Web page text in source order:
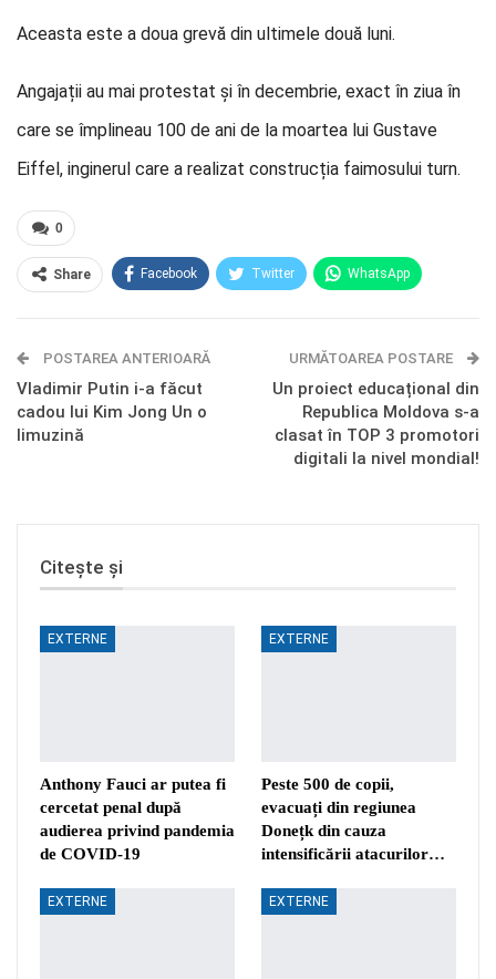
Aceasta este a doua grevă din ultimele două luni.
Angajații au mai protestat și în decembrie, exact în ziua în
care se împlineau 100 de ani de la moartea lui Gustave
Eiffel, inginerul care a realizat construcția faimosului turn.
0
Share Facebook Twitter WhatsApp
Telegram OK.ru
POSTAREA ANTERIOARĂ
Vladimir Putin i-a făcut
cadou lui Kim Jong Un o
limuzină
URMĂTOAREA POSTARE
Un proiect educațional din
Republica Moldova s-a
clasat în TOP 3 promotori
digitali la nivel mondial!
Citește și
EXTERNE
Anthony Fauci ar putea fi
cercetat penal după
audierea privind pandemia
de COVID-19
EXTERNE
Peste 500 de copii,
evacuați din regiunea
Donețk din cauza
intensificării atacurilor…
EXTERNE EXTERNE